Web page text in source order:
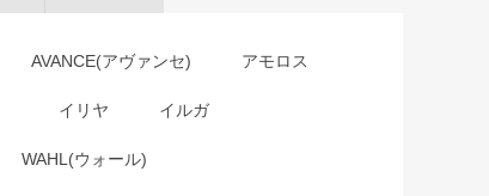
AVANCE(アヴァンセ) アモロス
イリヤ イルガ
WAHL(ウォール)